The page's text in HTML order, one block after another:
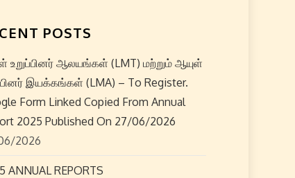
POSTS
உறுப்பினர் ஆலயங்கள் (LMT) மற்றும் ஆயுள்
இயக்கங்கள் (LMA) – To Register.
Form Linked Copied From Annual
2025 Published On 27/06/2026
2026
ANNUAL REPORTS